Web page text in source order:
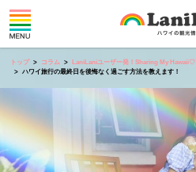
トップ コラム
LaniLaniユーザー発！Sharing My Hawaii♡
ハワイ旅行の最終日を後悔なく過ごす方法を教えます！